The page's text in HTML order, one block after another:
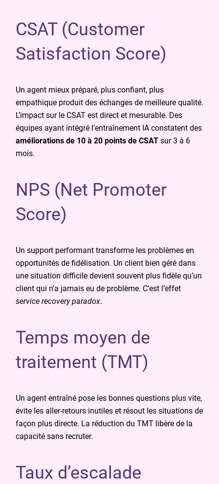
CSAT (Customer
Satisfaction Score)
Un agent mieux préparé, plus confiant, plus
empathique produit des échanges de meilleure qualité.
L’impact sur le CSAT est direct et mesurable. Des
équipes ayant intégré l’entraînement IA constatent des
améliorations de 10 à 20 points de CSAT sur 3 à 6
mois.
NPS (Net Promoter
Score)
Un support performant transforme les problèmes en
opportunités de fidélisation. Un client bien géré dans
une situation difficile devient souvent plus fidèle qu’un
client qui n’a jamais eu de problème. C’est l’effet
service recovery paradox.
Temps moyen de
traitement (TMT)
Un agent entraîné pose les bonnes questions plus vite,
évite les aller-retours inutiles et résout les situations de
façon plus directe. La réduction du TMT libère de la
capacité sans recruter.
Taux d’escalade